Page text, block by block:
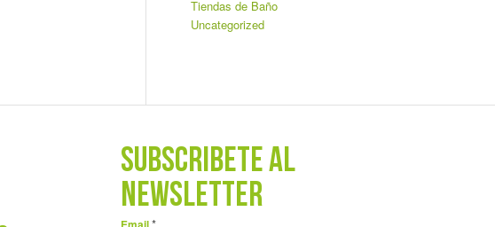
Tiendas de Baño
Uncategorized
SUBSCRÍBETE AL
NEWSLETTER
*